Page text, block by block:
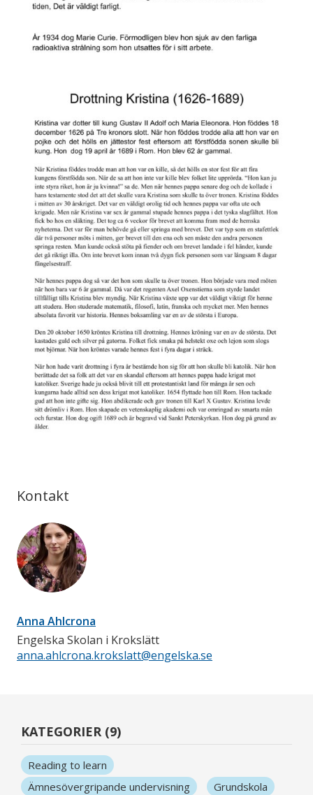
Kontakt
Anna Ahlcrona
Engelska Skolan i Krokslätt
anna.ahlcrona.krokslatt@engelska.se
KATEGORIER (9)
Reading to learn
Ämnesövergripande undervisning
Grundskola